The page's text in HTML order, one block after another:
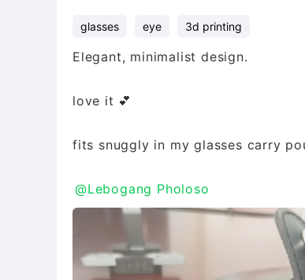
glasses eye 3d printing
Elegant, minimalist design.
love it 💕
fits snuggly in my glasses carry
@Lebogang Pholoso